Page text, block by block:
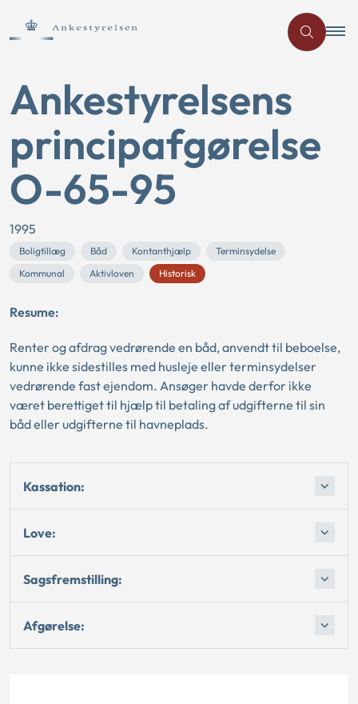
Ankestyrelsens
principafgørelse
O-65-95
1995
Boligtillæg Båd Kontanthjælp
Terminsydelse
Kommunal
Aktivloven Historisk
Resume:
Renter og afdrag vedrørende en båd, anvendt til beboelse,
kunne ikke sidestilles med husleje eller terminsydelser
vedrørende fast ejendom. Ansøger havde derfor ikke
været berettiget til hjælp til betaling af udgifterne til sin
båd eller udgifterne til havneplads.
Kassation:
Love:
Sagsfremstilling:
Afgørelse: